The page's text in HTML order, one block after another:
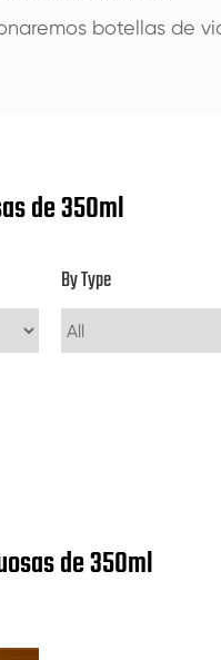
botellas de
de 350ml
By Type
de 350ml